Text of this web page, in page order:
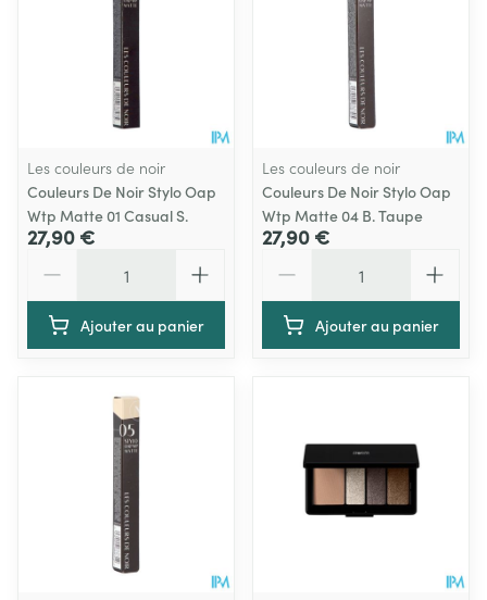
Les couleurs de noir
Couleurs De Noir Stylo Oap
Wtp Matte 01 Casual S.
27,90 €
Ajouter au panier
Les couleurs de noir
Couleurs De Noir Stylo Oap
Wtp Matte 04 B. Taupe
27,90 €
Ajouter au panier